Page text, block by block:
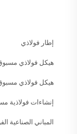
إطار فولاذي
هيكل فولاذي
هيكل فولاذي
إنشاءات فولاذية
المباني الصناعية